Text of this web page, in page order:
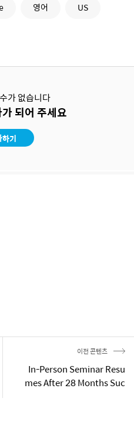
영어
US
가 없습니다
되어 주세요
기
이전 콘텐츠
In-Person Seminar Resu
mes After 28 Months Suc